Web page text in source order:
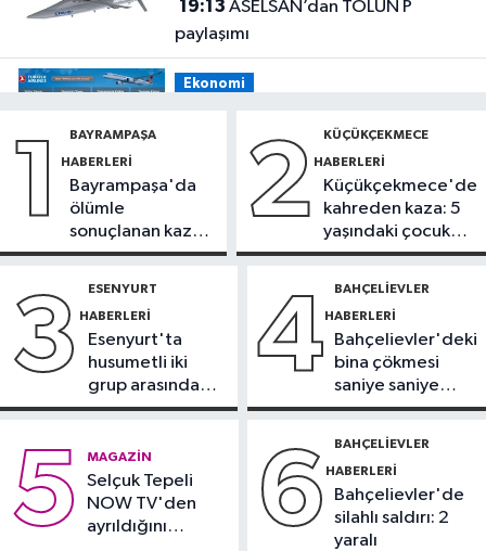
19:13
paylaşımı
Ekonomi
milyon yolcu taşıdı
Bilim ve Teknoloji
yeni nesil uydulara taşınıyor
taşınacak
komisyonda
1 BAYRAMPAŞA
HABERLERI
Bayrampaşa'da
ölümle
sonuçlanan kaza:
Sürücü
2 KÜÇÜKÇEKMECE
HABERLERI
Küçükçekmece'de
kahreden kaza: 5
yaşındaki çocuk
yoğun bakımda
3 ESENYURT
HABERLERI
Esenyurt'ta
husumetli iki
grup arasında
silahlı kavga
4 BAHÇELIEVLER
HABERLERI
Bahçelievler'deki
bina çökmesi
saniye saniye
görüntülendi
5 MAGAZIN
Selçuk Tepeli
NOW TV'den
ayrıldığını
6 BAHÇELIEVLER
HABERLERI
Bahçelievler'de
silahlı saldırı: 2
yaralı